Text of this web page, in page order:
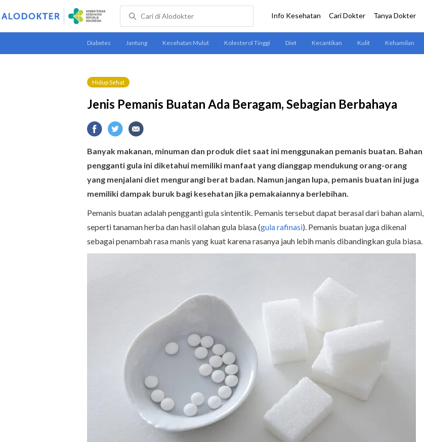
Hidup Sehat
Jenis Pemanis Buatan Ada Beragam, Sebagian Berbahaya
Banyak makanan, minuman dan produk diet saat ini menggunakan pemanis buatan. Bahan
pengganti gula ini diketahui memiliki manfaat yang dianggap mendukung orang-orang
yang menjalani diet mengurangi berat badan. Namun jangan lupa, pemanis buatan ini juga
memiliki dampak buruk bagi kesehatan jika pemakaiannya berlebihan.
Pemanis buatan adalah pengganti gula sintentik. Pemanis tersebut dapat berasal dari bahan alami,
seperti tanaman herba dan hasil olahan gula biasa (gula rafinasi). Pemanis buatan juga dikenal
sebagai penambah rasa manis yang kuat karena rasanya jauh lebih manis dibandingkan gula biasa.